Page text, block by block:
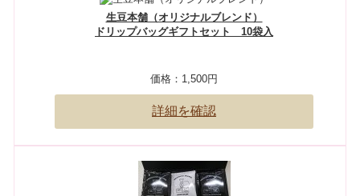
生豆本舗（オリジナルブレンド）
ドリップバッグギフトセット 10袋入
価格： 1,500円
詳細を確認